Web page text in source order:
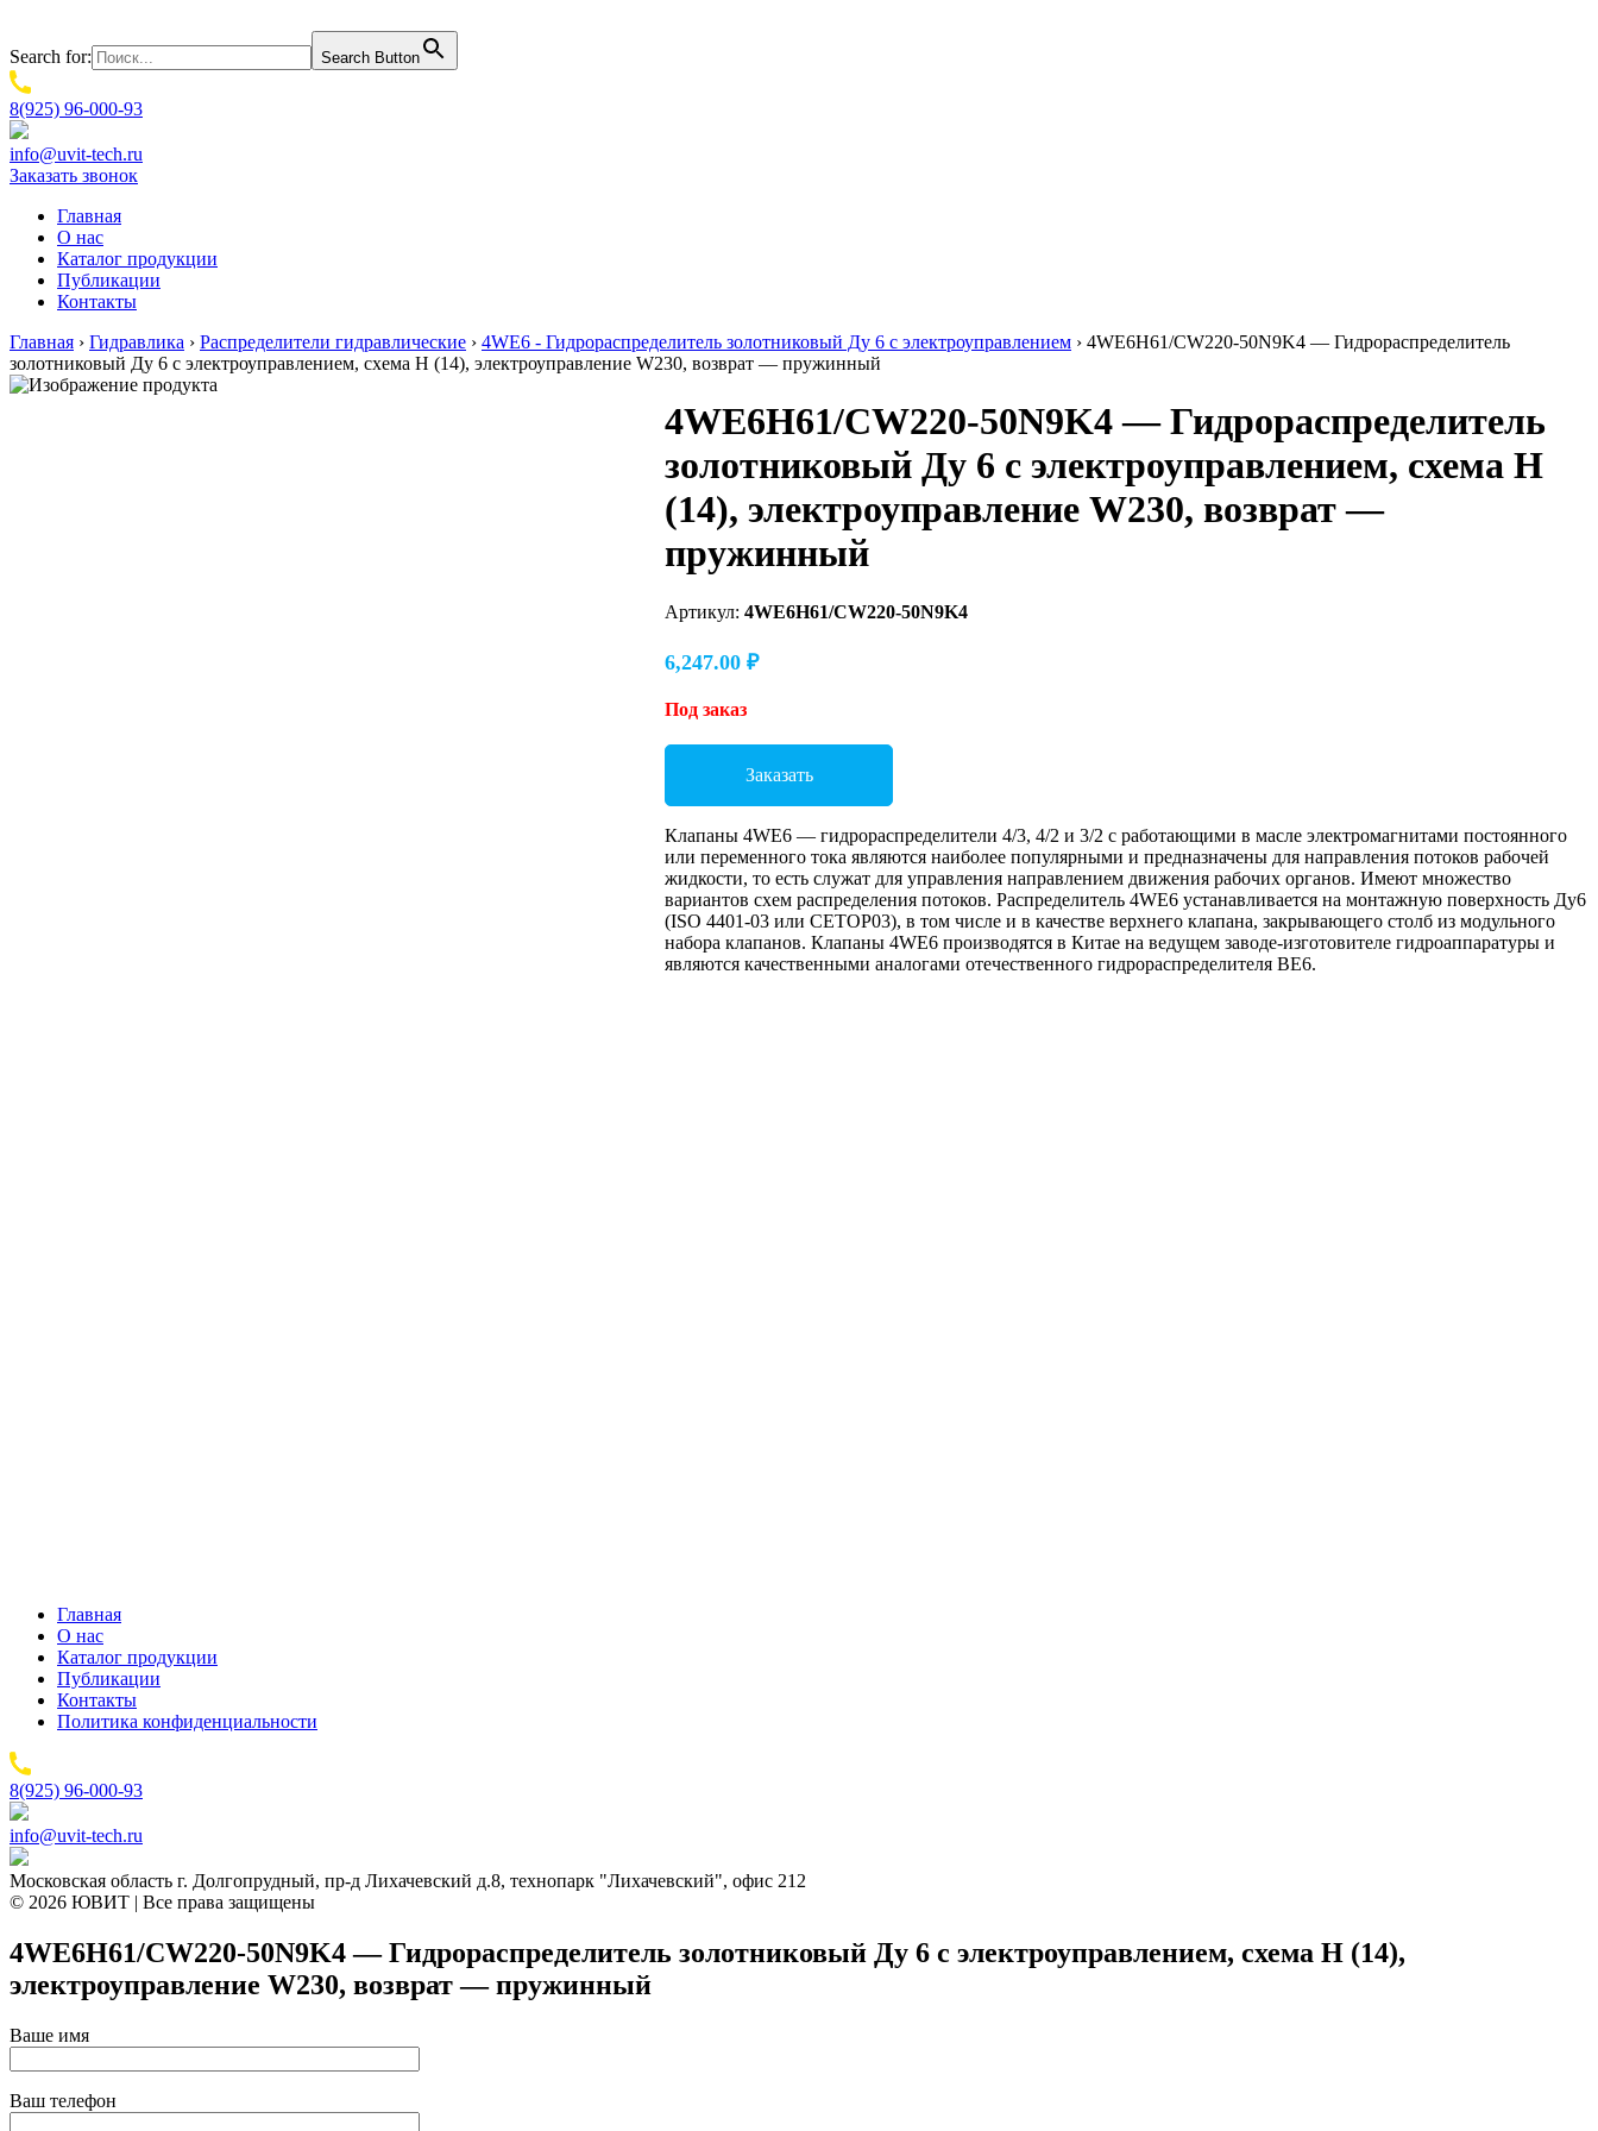
Search for: Search Button
8(925) 96-000-93
info@uvit-tech.ru
Заказать звонок
Главная
О нас
Каталог продукции
Публикации
Контакты
Главная › Гидравлика › Распределители гидравлические › 4WE6 - Гидрораспределитель золотниковый Ду 6 с электроуправлением › 4WE6H61/CW220-50N9K4 — Гидрораспределитель
золотниковый Ду 6 с электроуправлением, схема H (14), электроуправление W230, возврат — пружинный
4WE6H61/CW220-50N9K4 — Гидрораспределитель
золотниковый Ду 6 с электроуправлением, схема H
(14), электроуправление W230, возврат —
пружинный
Артикул:4WE6H61/CW220-50N9K4
6,247.00₽
Под заказ
Заказать
Клапаны 4WE6 — гидрораспределители 4/3, 4/2 и 3/2 с работающими в масле электромагнитами постоянного
или переменного тока являются наиболее популярными и предназначены для направления потоков рабочей
жидкости, то есть служат для управления направлением движения рабочих органов. Имеют множество
вариантов схем распределения потоков. Распределитель 4WE6 устанавливается на монтажную поверхность Ду6
(ISO 4401-03 или CETOP03), в том числе и в качестве верхнего клапана, закрывающего столб из модульного
набора клапанов. Клапаны 4WE6 производятся в Китае на ведущем заводе-изготовителе гидроаппаратуры и
являются качественными аналогами отечественного гидрораспределителя ВЕ6.
Главная
О нас
Каталог продукции
Публикации
Контакты
Политика конфиденциальности
8(925) 96-000-93
info@uvit-tech.ru
Московская область г. Долгопрудный, пр-д Лихачевский д.8, технопарк "Лихачевский", офис 212
© 2026 ЮВИТ | Все права защищены
4WE6H61/CW220-50N9K4 — Гидрораспределитель золотниковый Ду 6 с электроуправлением, схема H (14),
электроуправление W230, возврат — пружинный
Ваше имя
Ваш телефон